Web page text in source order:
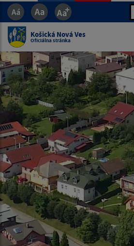
Jazyk
Košická Nová Ves
Oficiálna stránka